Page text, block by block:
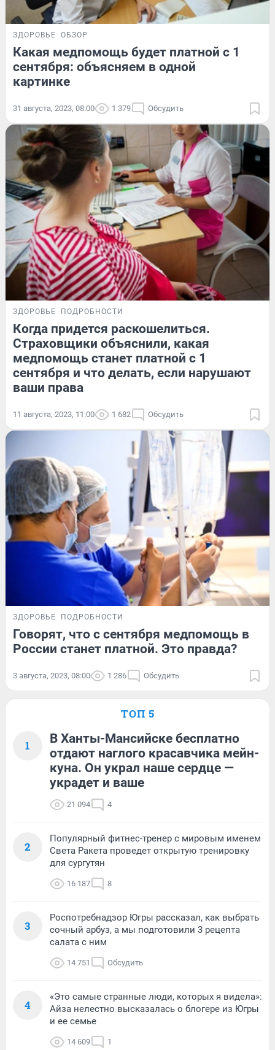
ЗДОРОВЬЕ ОБЗОР
Какая медпомощь будет платной с 1
сентября: объясняем в одной
картинке
31 августа, 2023, 08:00 1 379 Обсудить
ЗДОРОВЬЕ ПОДРОБНОСТИ
Когда придется раскошелиться.
Страховщики объяснили, какая
медпомощь станет платной с 1
сентября и что делать, если нарушают
ваши права
11 августа, 2023, 11:00 1 682 Обсудить
ЗДОРОВЬЕ ПОДРОБНОСТИ
Говорят, что с сентября медпомощь в
России станет платной. Это правда?
3 августа, 2023, 08:00 1 286 Обсудить
ТОП 5
1
В Ханты-Мансийске бесплатно
отдают наглого красавчика мейн-
куна. Он украл наше сердце —
украдет и ваше
21 094 4
2
Популярный фитнес-тренер с мировым именем
Света Ракета проведет открытую тренировку
для сургутян
16 187 8
3
Роспотребнадзор Югры рассказал, как выбрать
сочный арбуз, а мы подготовили 3 рецепта
салата с ним
14 751 Обсудить
4
«Это самые странные люди, которых я видела»:
Айза нелестно высказалась о блогере из Югры
и ее семье
14 609 1